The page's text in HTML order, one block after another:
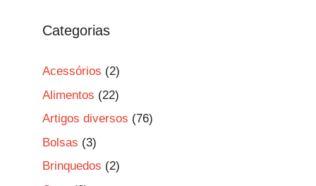
Categorias
Acessórios (2)
Alimentos (22)
Artigos diversos (76)
Bolsas (3)
Brinquedos (2)